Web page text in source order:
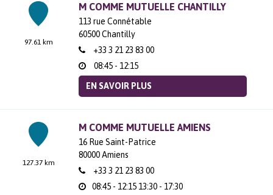
97.61 km
M COMME MUTUELLE CHANTILLY
113 rue Connétable
60500Chantilly
+33 3 21 23 83 00
08:45 - 12:15
EN SAVOIR PLUS
127.37 km
M COMME MUTUELLE AMIENS
16 Rue Saint-Patrice
80000Amiens
+33 3 21 23 83 00
08:45 - 12:15 13:30 - 17:30